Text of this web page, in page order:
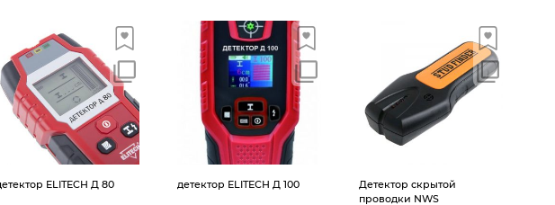
ELITECH Д 80 детектор ELITECH Д 100
Детектор скрытой
проводки NWS